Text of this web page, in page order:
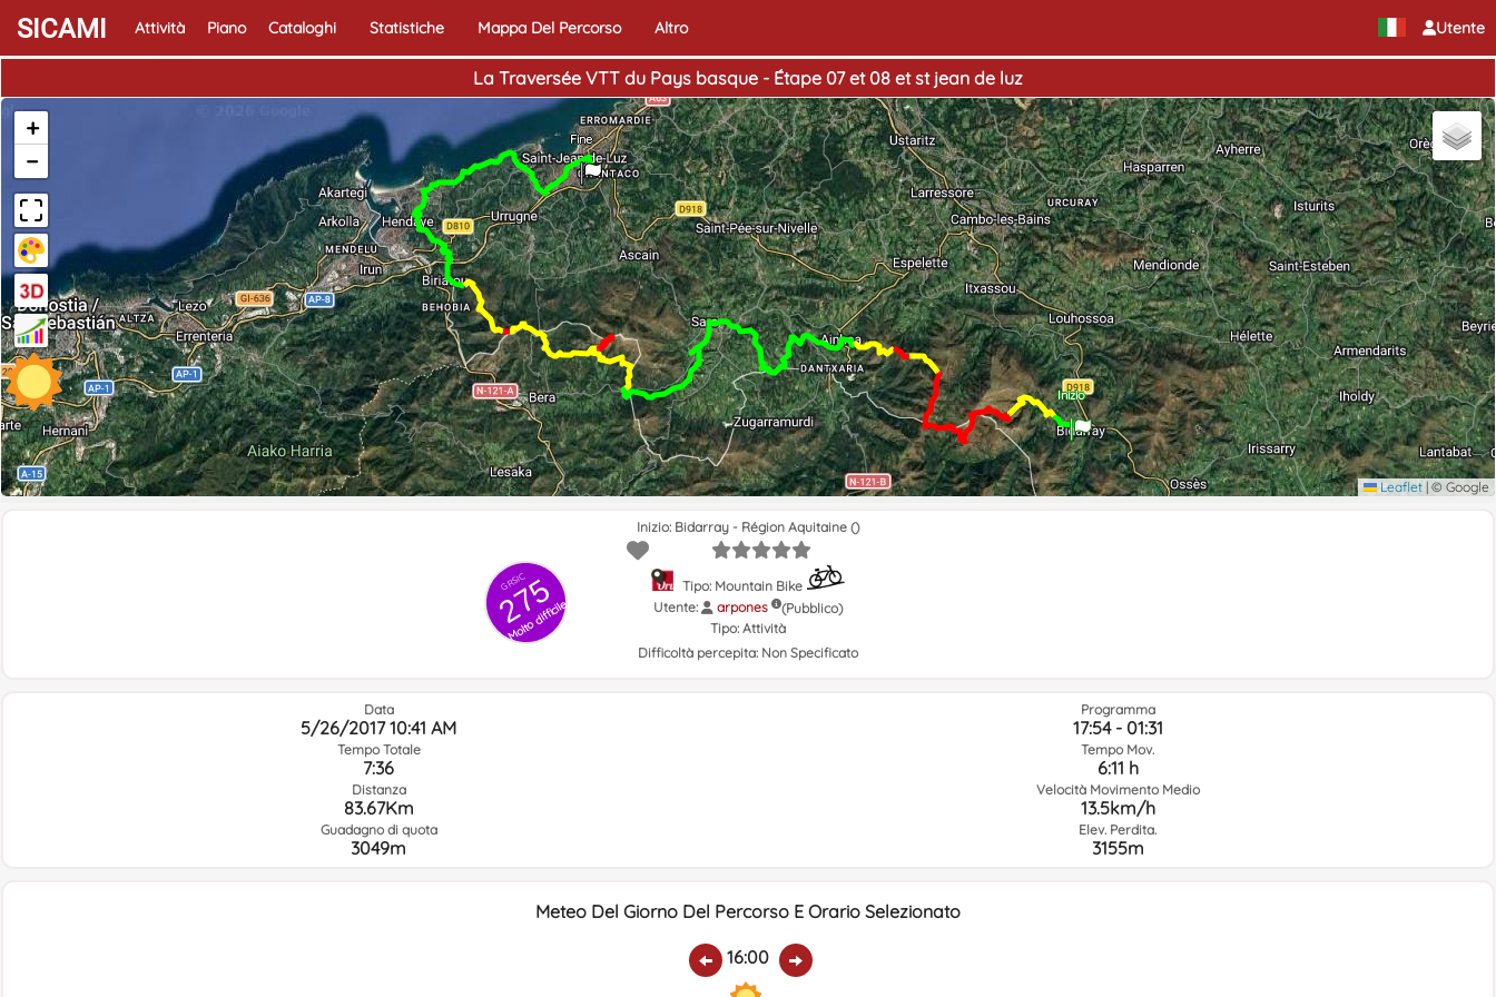
Utente
SICAMI Attività Piano Cataloghi Statistiche Mappa Del Percorso Altro
La Traversée VTT du Pays basque - Étape 07 et 08 et st jean de luz
Inizio
Fine
+
−
Leaflet | © Google
GRSIC
275
Molto difficile
Inizio: Bidarray - Région Aquitaine ()
Tipo: Mountain Bike
Utente:
arpones
(Pubblico)
Tipo: Attività
Difficoltà percepita: Non Specificato
Data
5/26/2017 10:41 AM
Tempo Totale
7:36
Distanza
83.67Km
Guadagno di quota
3049m
Programma
17:54 - 01:31
Tempo Mov.
6:11 h
Velocità Movimento Medio
13.5km/h
Elev. Perdita.
3155m
Meteo Del Giorno Del Percorso E Orario Selezionato
16:00